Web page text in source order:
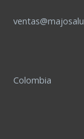
Colombia